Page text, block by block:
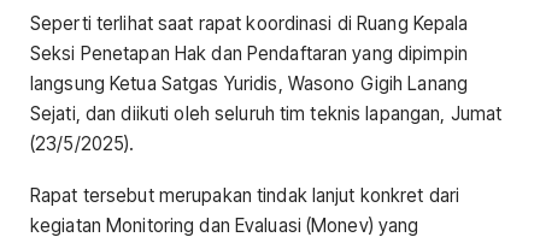
Seperti terlihat saat rapat koordinasi di Ruang Kepala
Seksi Penetapan Hak dan Pendaftaran yang dipimpin
langsung Ketua Satgas Yuridis, Wasono Gigih Lanang
Sejati, dan diikuti oleh seluruh tim teknis lapangan, Jumat
(23/5/2025).
Rapat tersebut merupakan tindak lanjut konkret dari
kegiatan Monitoring dan Evaluasi (Monev) yang